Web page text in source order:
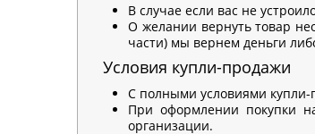
В случае если вас не
О желании вернуть товар
части) мы вернем деньги
Условия купли-продажи
С полными условиями купли-
При оформлении покупки
организации.